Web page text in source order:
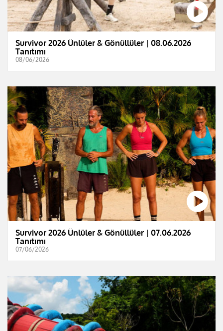
Survivor 2026 Ünlüler & Gönüllüler | 08.06.2026
Tanıtımı
08/06/2026
Survivor 2026 Ünlüler & Gönüllüler | 07.06.2026
Tanıtımı
07/06/2026